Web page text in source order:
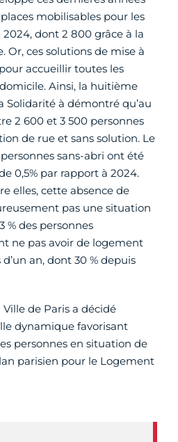
mobilisables pour les
dont 2 800 grâce à la
Or, ces solutions de mise à
accueillir toutes les
Ainsi, la huitième
Solidarité à démontré qu’au
2 600 et 3 500 personnes
de rue et sans solution. Le
sans-abri ont été
0,5% par rapport à 2024.
elles, cette absence de
pas une situation
% des personnes
ne pas avoir de logement
an, dont 30 % depuis
Ville de Paris a décidé
dynamique favorisant
personnes en situation de
parisien pour le Logement